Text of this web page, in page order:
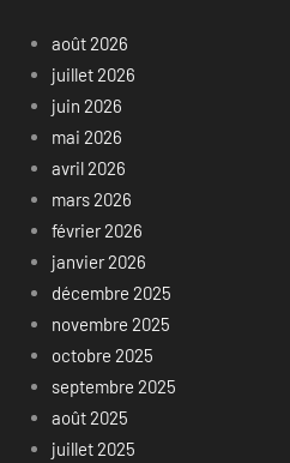
août 2026
juillet 2026
juin 2026
mai 2026
avril 2026
mars 2026
février 2026
janvier 2026
décembre 2025
novembre 2025
octobre 2025
septembre 2025
août 2025
juillet 2025